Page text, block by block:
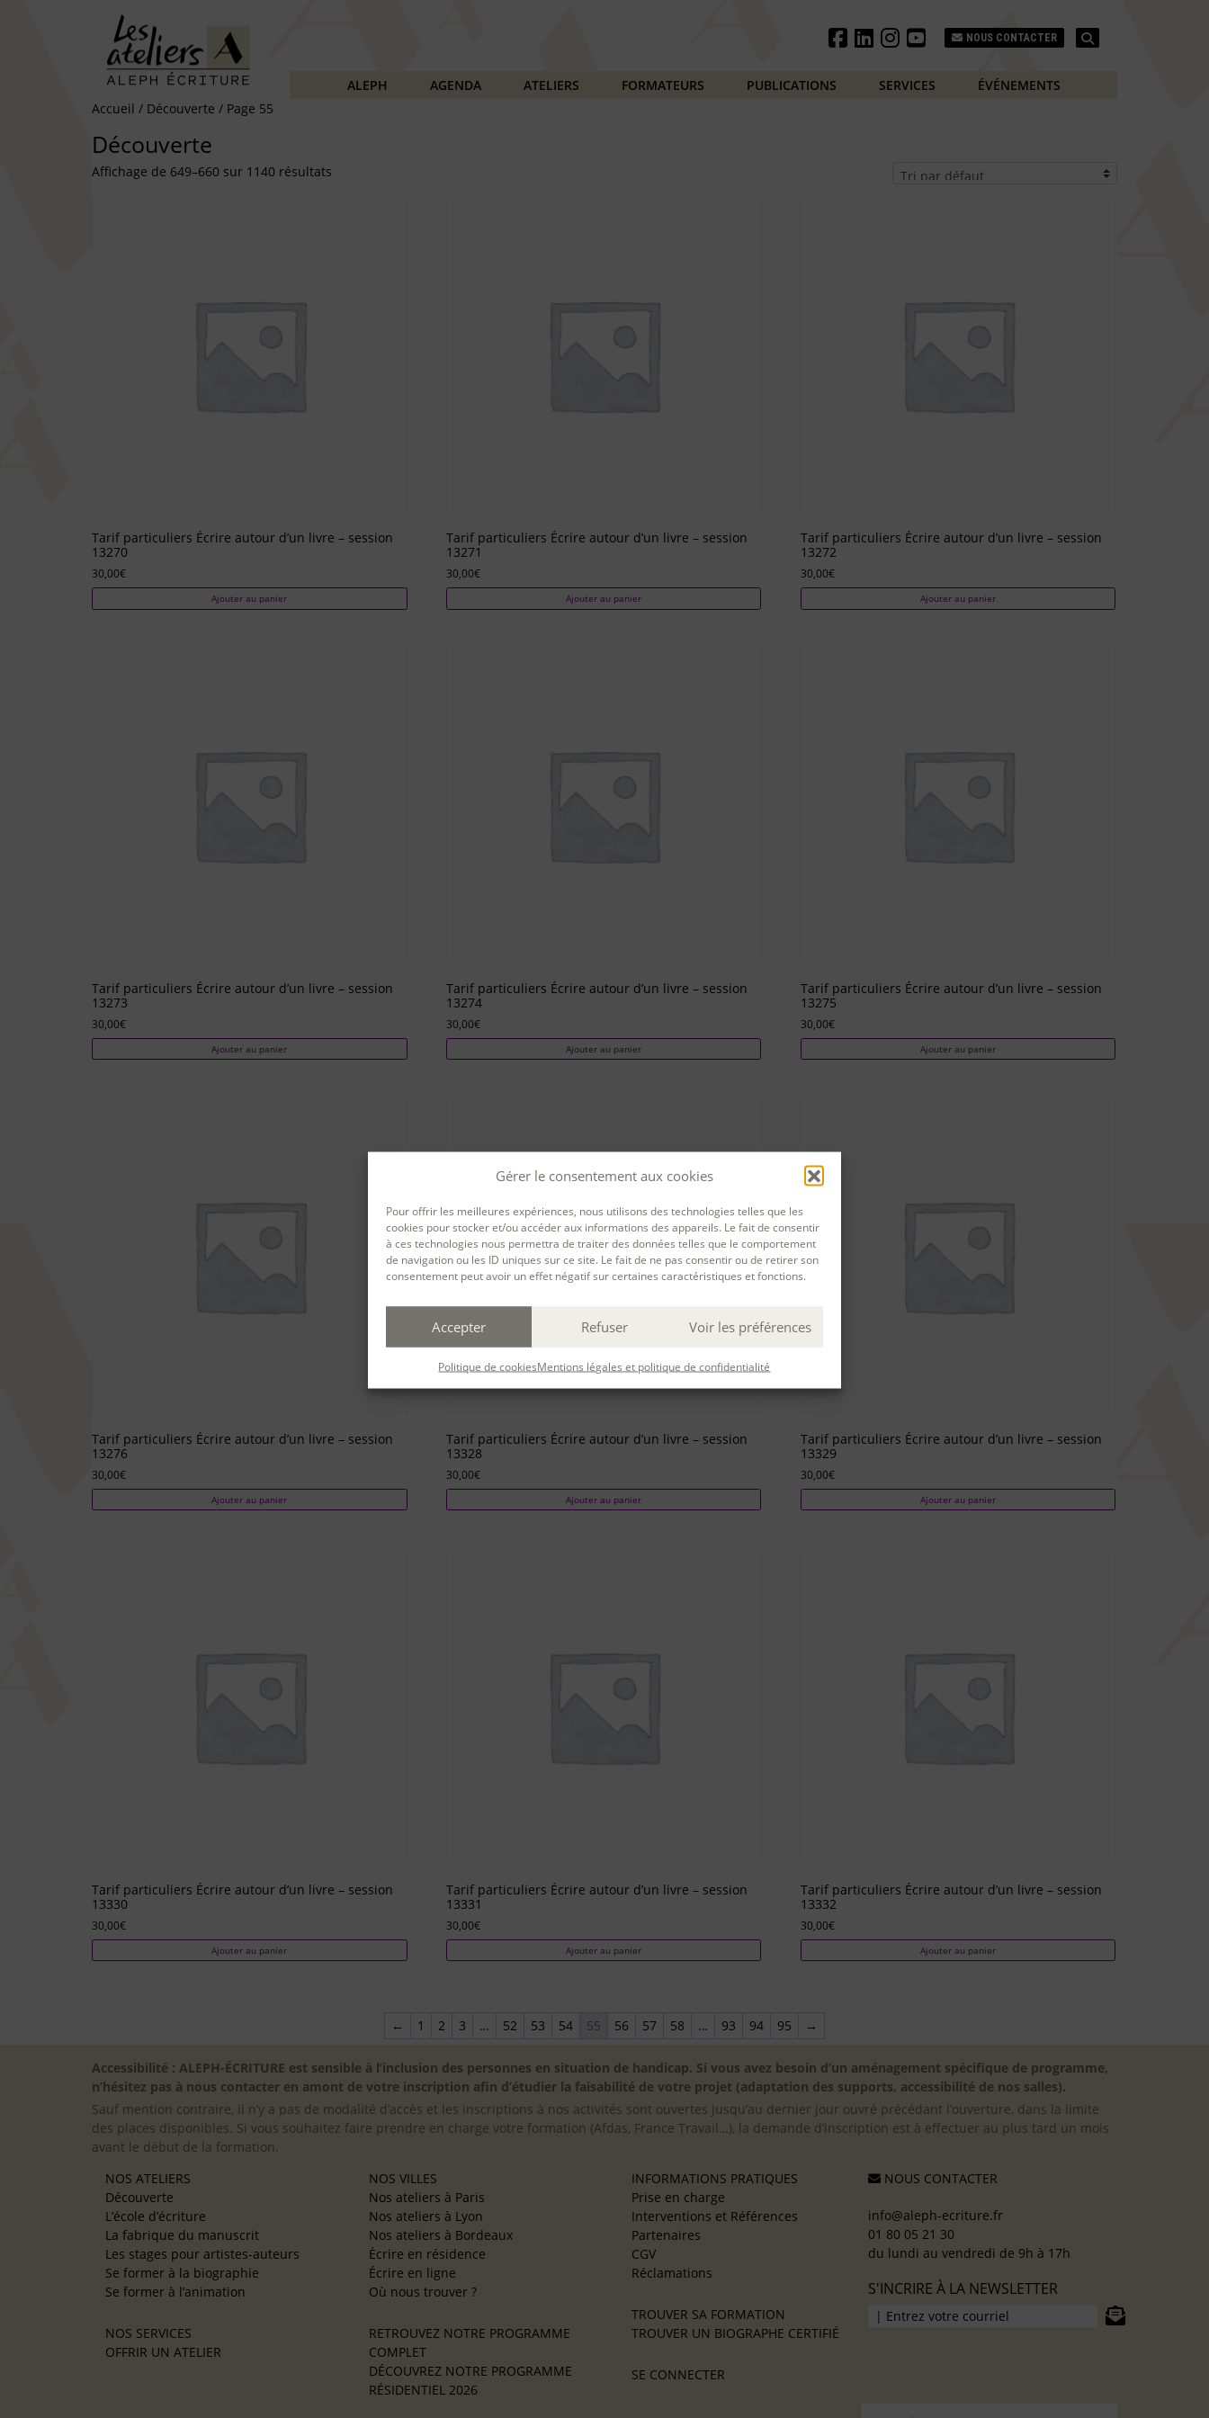
Gérer le consentement aux cookies
Pour offrir les meilleures expériences, nous utilisons des technologies telles que les
cookies pour stocker et/ou accéder aux informations des appareils. Le fait de consentir
à ces technologies nous permettra de traiter des données telles que le comportement
de navigation ou les ID uniques sur ce site. Le fait de ne pas consentir ou de retirer son
consentement peut avoir un effet négatif sur certaines caractéristiques et fonctions.
Accepter Refuser Voir les préférences
Politique de cookiesMentions légales et politique de confidentialité
NOUS CONTACTER
ALEPH AGENDA ATELIERS FORMATEURS PUBLICATIONS SERVICES
ÉVÉNEMENTS
Accueil / Découverte / Page 55
Découverte
Affichage de 649–660 sur 1140 résultats
Tarif particuliers Écrire autour d’un livre – session
13270
30,00€
Ajouter au panier
Tarif particuliers Écrire autour d’un livre – session
13271
30,00€
Ajouter au panier
Tarif particuliers Écrire autour d’un livre – session
13272
30,00€
Ajouter au panier
Tarif particuliers Écrire autour d’un livre – session
13273
30,00€
Ajouter au panier
Tarif particuliers Écrire autour d’un livre – session
13274
30,00€
Ajouter au panier
Tarif particuliers Écrire autour d’un livre – session
13275
30,00€
Ajouter au panier
Tarif particuliers Écrire autour d’un livre – session
13276
30,00€
Ajouter au panier
Tarif particuliers Écrire autour d’un livre – session
13328
30,00€
Ajouter au panier
Tarif particuliers Écrire autour d’un livre – session
13329
30,00€
Ajouter au panier
Tarif particuliers Écrire autour d’un livre – session
13330
30,00€
Ajouter au panier
Tarif particuliers Écrire autour d’un livre – session
13331
30,00€
Ajouter au panier
Tarif particuliers Écrire autour d’un livre – session
13332
30,00€
Ajouter au panier
← 1 2 3 … 52 53 54 55 56 57 58 … 93 94 95 →
Accessibilité : ALEPH-ÉCRITURE est sensible à l’inclusion des personnes en situation de handicap. Si vous avez besoin d’un aménagement spécifique de programme,
n’hésitez pas à nous contacter en amont de votre inscription afin d’étudier la faisabilité de votre projet (adaptation des supports, accessibilité de nos salles).
Sauf mention contraire, il n’y a pas de modalité d’accès et les inscriptions à nos activités sont ouvertes jusqu’au dernier jour ouvré précédant l’ouverture, dans la limite
des places disponibles. Si vous souhaitez faire prendre en charge votre formation (Afdas, France Travail…), la demande d’inscription est à effectuer au plus tard un mois
avant le début de la formation.
NOS ATELIERS
Découverte
L’école d’écriture
La fabrique du manuscrit
Les stages pour artistes-auteurs
Se former à la biographie
Se former à l’animation
NOS SERVICES
OFFRIR UN ATELIER
NOS VILLES
Nos ateliers à Paris
Nos ateliers à Lyon
Nos ateliers à Bordeaux
Écrire en résidence
Écrire en ligne
Où nous trouver ?
RETROUVEZ NOTRE PROGRAMME
COMPLET
DÉCOUVREZ NOTRE PROGRAMME
RÉSIDENTIEL 2026
INFORMATIONS PRATIQUES
Prise en charge
Interventions et Références
Partenaires
CGV
Réclamations
TROUVER SA FORMATION
TROUVER UN BIOGRAPHE CERTIFIÉ
SE CONNECTER
NOUS CONTACTER
info@aleph-ecriture.fr
01 80 05 21 30
du lundi au vendredi de 9h à 17h
S'INCRIRE À LA NEWSLETTER